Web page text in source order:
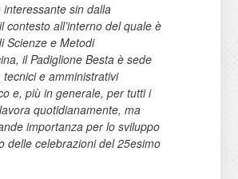
sin dalla
all’interno del quale è
Scienze e Metodi
il Padiglione Besta è sede
e amministrativi
e, più in generale, per tutti i
quotidianamente, ma
importanza per lo sviluppo
delle celebrazioni del 25esimo